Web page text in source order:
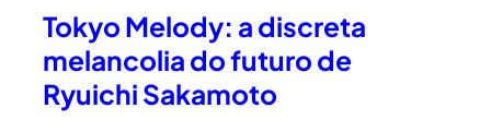
Tokyo Melody: a discreta
melancolia do futuro de
Ryuichi Sakamoto